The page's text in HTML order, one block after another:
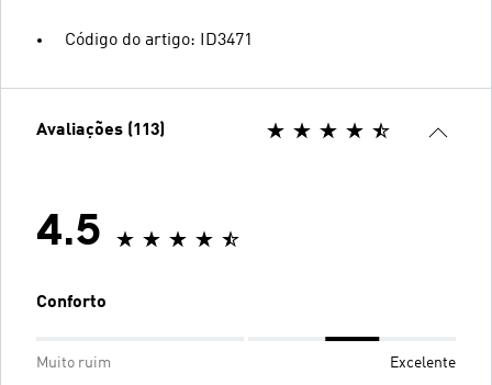
Código do artigo: ID3471
Avaliações (113)
4.5
Conforto
Muito ruim Excelente